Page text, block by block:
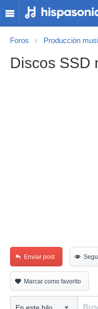
Foros Producción
Discos SSD
Enviar post
Marcar como favorito